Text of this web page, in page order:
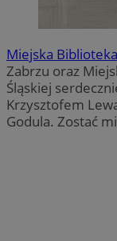
Miejska
Zabrzu oraz
Śląskiej
Krzysztofem
Godula. Zostać